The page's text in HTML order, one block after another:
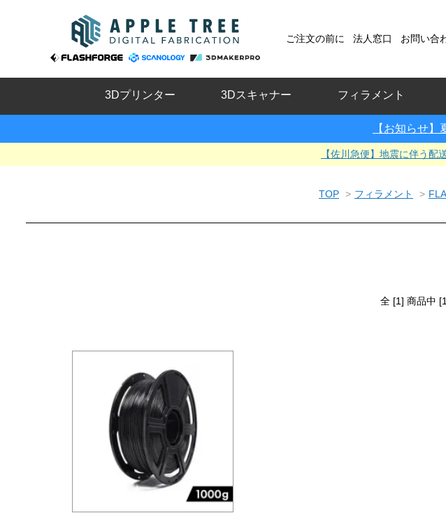
ご注文の前に 法人窓口 お問い合
3Dプリンター 3Dスキャナー フィラメント
【お知らせ
【佐川急便】地震に伴う
TOP > フィラメント >
全 [1] 商品中